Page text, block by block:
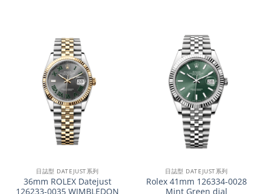
日誌型 DATEJUST系列
36mm ROLEX Datejust
126233-0035 WIMBLEDON
日誌型 DATEJUST系列
Rolex 41mm 126334-0028
Mint Green dial